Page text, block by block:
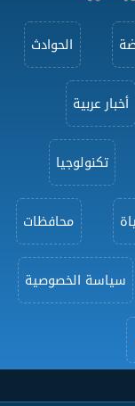
الحوادث
أخبار عربية
تكنولوجيا
محافظات
سياسة الخصوصية